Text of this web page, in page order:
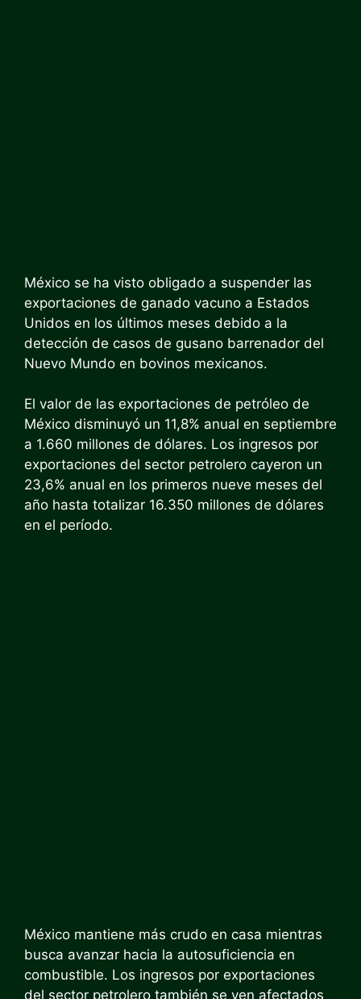
México se ha visto obligado a suspender las
exportaciones de ganado vacuno a Estados
Unidos en los últimos meses debido a la
detección de casos de gusano barrenador del
Nuevo Mundo en bovinos mexicanos.
El valor de las exportaciones de petróleo de
México disminuyó un 11,8% anual en septiembre
a 1.660 millones de dólares. Los ingresos por
exportaciones del sector petrolero cayeron un
23,6% anual en los primeros nueve meses del
año hasta totalizar 16.350 millones de dólares
en el período.
México mantiene más crudo en casa mientras
busca avanzar hacia la autosuficiencia en
combustible. Los ingresos por exportaciones
del sector petrolero también se ven afectados